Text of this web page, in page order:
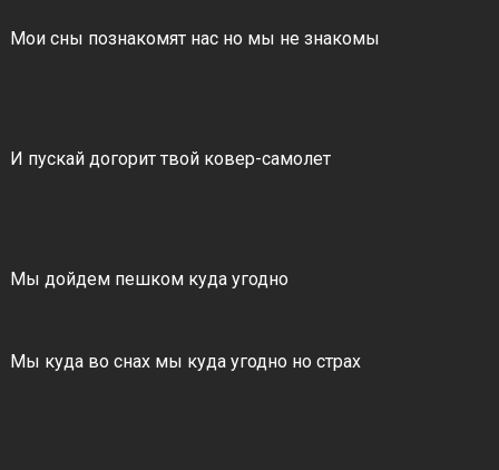
Мои сны познакомят нас но мы не знакомы
И пускай догорит твой ковер-самолет
Мы дойдем пешком куда угодно
Мы куда во снах мы куда угодно но страх